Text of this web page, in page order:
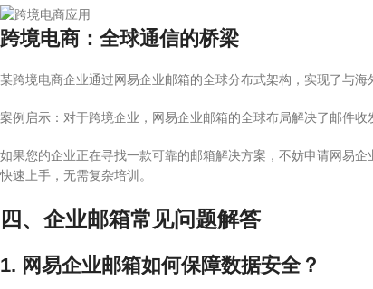
跨境电商：全球通信的桥梁
某跨境电商企业通过网易企业邮箱的全球分布式架构，实现了与
案例启示：对于跨境企业，网易企业邮箱的全球布局解决了邮件收
如果您的企业正在寻找一款可靠的邮箱解决方案，不妨申请网易企
快速上手，无需复杂培训。
四、企业邮箱常见问题解答
1. 网易企业邮箱如何保障数据安全？